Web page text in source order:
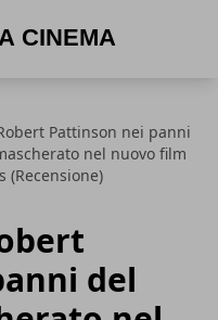
Pattinson nei panni
nel nuovo film
(Recensione)
del